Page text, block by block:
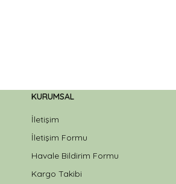
KURUMSAL
İletişim
İletişim Formu
Havale Bildirim Formu
Kargo Takibi